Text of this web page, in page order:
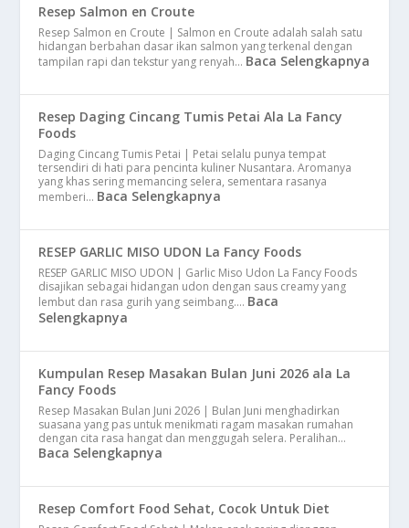
Resep Salmon en Croute
Resep Salmon en Croute | Salmon en Croute adalah salah satu
hidangan berbahan dasar ikan salmon yang terkenal dengan
tampilan rapi dan tekstur yang renyah… Baca Selengkapnya
Resep Daging Cincang Tumis Petai Ala La Fancy
Foods
Daging Cincang Tumis Petai | Petai selalu punya tempat
tersendiri di hati para pencinta kuliner Nusantara. Aromanya
yang khas sering memancing selera, sementara rasanya
memberi… Baca Selengkapnya
RESEP GARLIC MISO UDON La Fancy Foods
RESEP GARLIC MISO UDON | Garlic Miso Udon La Fancy Foods
disajikan sebagai hidangan udon dengan saus creamy yang
lembut dan rasa gurih yang seimbang.… Baca
Selengkapnya
Kumpulan Resep Masakan Bulan Juni 2026 ala La
Fancy Foods
Resep Masakan Bulan Juni 2026 | Bulan Juni menghadirkan
suasana yang pas untuk menikmati ragam masakan rumahan
dengan cita rasa hangat dan menggugah selera. Peralihan…
Baca Selengkapnya
Resep Comfort Food Sehat, Cocok Untuk Diet